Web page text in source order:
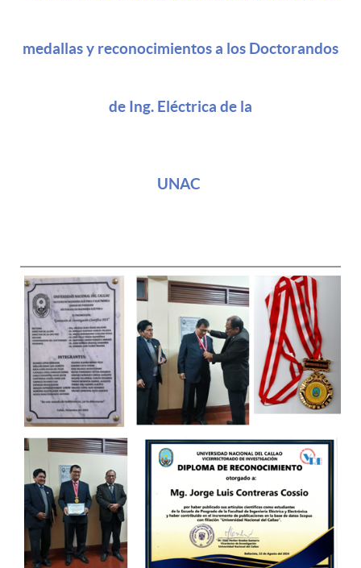
medallas y reconocimientos a los Doctorandos
de Ing. Eléctrica de la
UNAC